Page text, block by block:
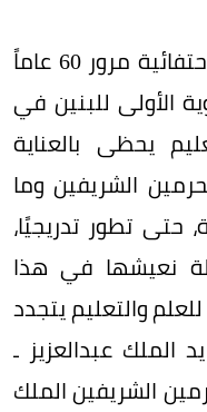
ونوه خلال رعايته أمس الأول لاحتفائية مرور 60 عاماً
الأولى للبنين في
يحظى بالعناية
الشريفين وما
تطور تدريجيًا،
نعيشها في هذا
والتعليم يتجدد
عبدالعزيز ـ
الشريفين الملك